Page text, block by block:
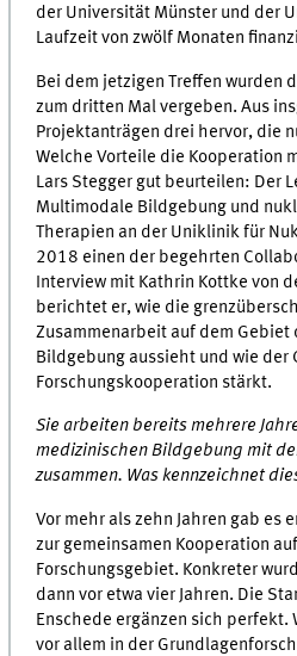
der Universität Münster und der
Laufzeit von zwölf Monaten
Bei dem jetzigen Treffen wurden
zum dritten Mal vergeben. Aus
Projektanträgen drei hervor, die
Welche Vorteile die Kooperation
Lars Stegger gut beurteilen: Der
Multimodale Bildgebung und
Therapien an der Uniklinik für
2018 einen der begehrten
Interview mit Kathrin Kottke von
berichtet er, wie die
Zusammenarbeit auf dem Gebiet
Bildgebung aussieht und wie der
Forschungskooperation stärkt.
Sie arbeiten bereits mehrere
medizinischen Bildgebung mit
zusammen. Was kennzeichnet
Vor mehr als zehn Jahren gab es
zur gemeinsamen Kooperation
Forschungsgebiet. Konkreter
dann vor etwa vier Jahren. Die
Enschede ergänzen sich perfekt.
vor allem in der